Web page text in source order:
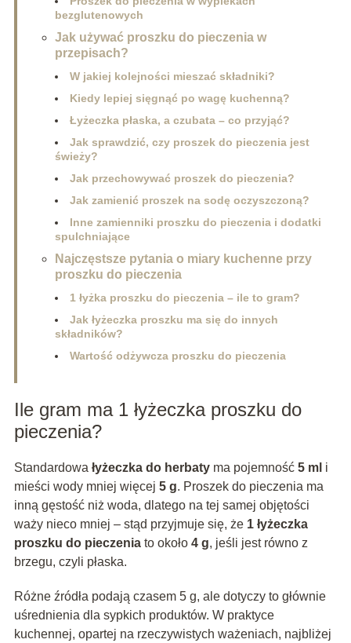
bezglutenowych
Jak używać proszku do pieczenia w
przepisach?
W jakiej kolejności mieszać składniki?
Kiedy lepiej sięgnąć po wagę kuchenną?
Łyżeczka płaska, a czubata – co przyjąć?
Jak sprawdzić, czy proszek do pieczenia jest
świeży?
Jak przechowywać proszek do pieczenia?
Jak zamienić proszek na sodę oczyszczoną?
Inne zamienniki proszku do pieczenia i dodatki
spulchniające
Najczęstsze pytania o miary kuchenne przy
proszku do pieczenia
1 łyżka proszku do pieczenia – ile to gram?
Jak łyżeczka proszku ma się do innych
składników?
Wartość odżywcza proszku do pieczenia
Ile gram ma 1 łyżeczka proszku do
pieczenia?
Standardowa łyżeczka do herbatyma pojemność 5 ml i
mieści wody mniej więcej 5 g. Proszek do pieczenia ma
inną gęstość niż woda, dlatego na tej samej objętości
waży nieco mniej – stąd przyjmuje się, że 1 łyżeczka
proszku do pieczeniato około 4 g, jeśli jest równo z
brzegu, czyli płaska.
Różne źródła podają czasem 5 g, ale dotyczy to głównie
uśrednienia dla sypkich produktów. W praktyce
kuchennej, opartej na rzeczywistych ważeniach, najbliżej